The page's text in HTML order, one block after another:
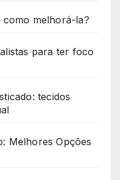
como melhorá-la?
para ter foco
tecidos
Melhores Opções